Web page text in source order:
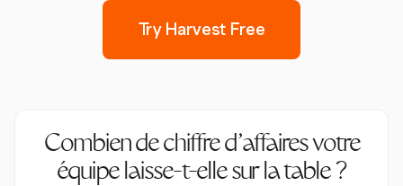
Try Harvest Free
Combien de chiffre d'affaires votre
équipe laisse-t-elle sur la table ?